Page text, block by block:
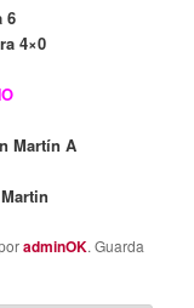
6
4×0
Martín A
adminOK. Guarda